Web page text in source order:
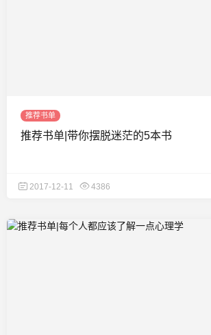
推荐书单
推荐书单|带你摆脱迷茫的5本书
2017-12-11 4386